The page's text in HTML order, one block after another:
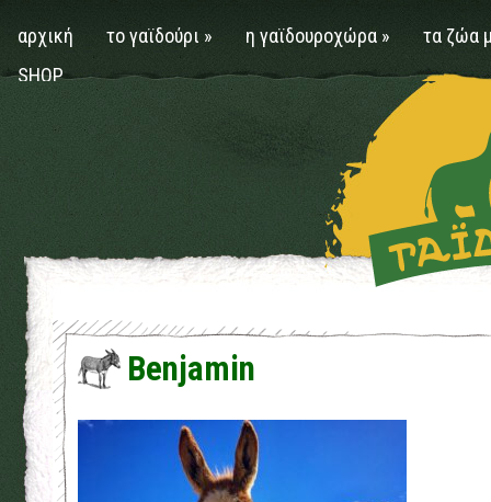
αρχική το γαϊδούρι » η γαϊδουροχώρα »
τα ζώα
SHOP
Benjamin